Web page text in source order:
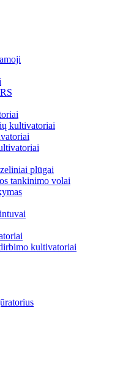
kultivatoriai
plūgai
tankinimo volai
kultivatoriai